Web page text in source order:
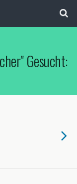
Gesucht: